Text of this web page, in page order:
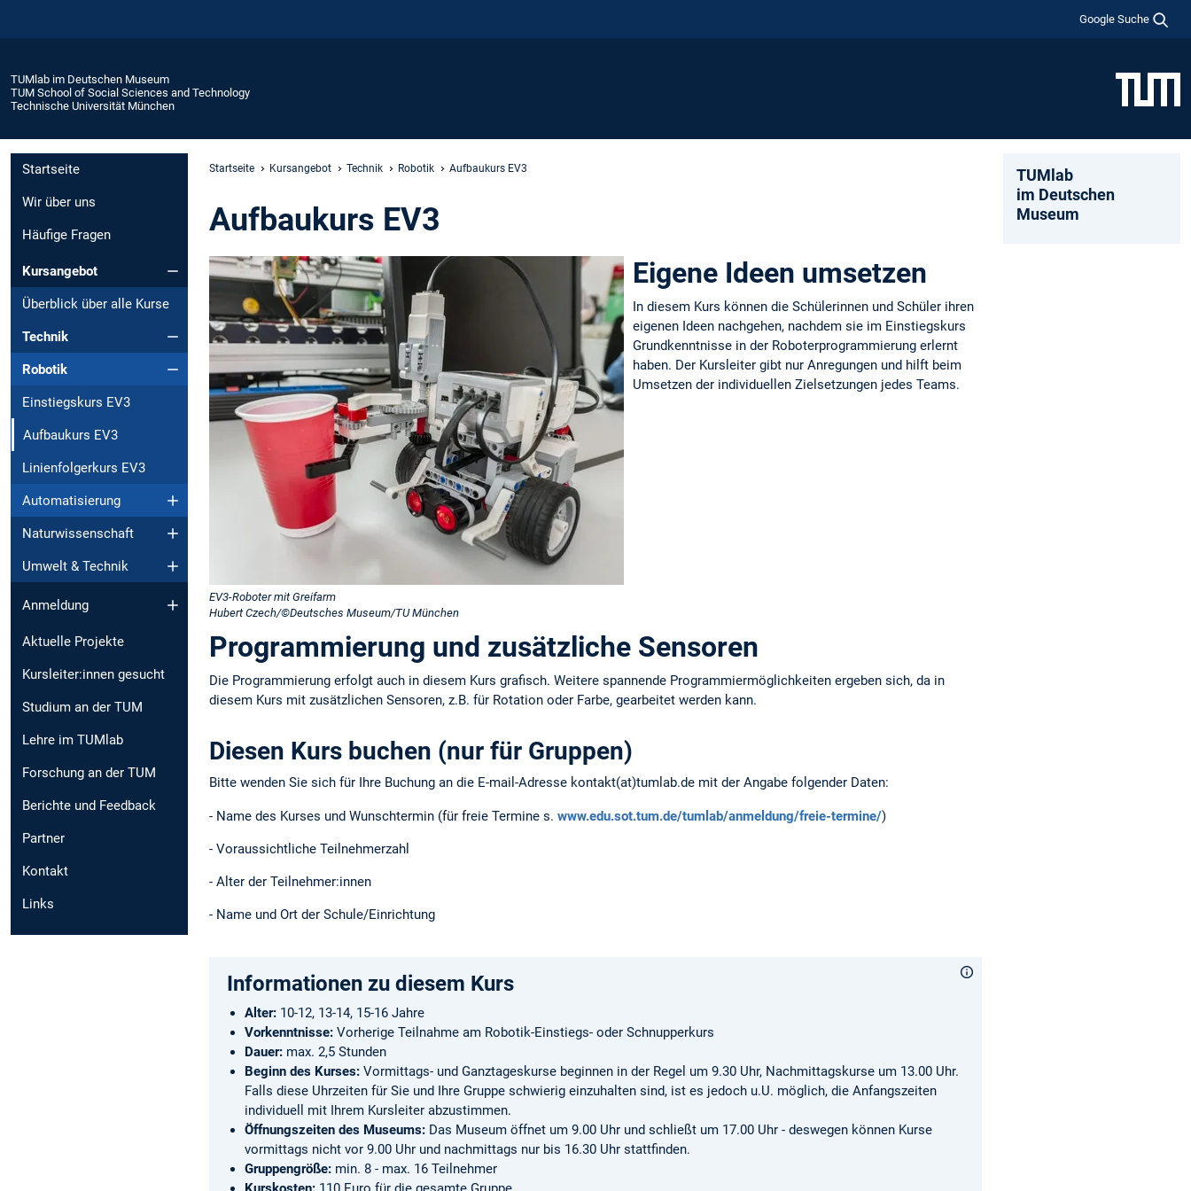
Google Suche
TUMlab im Deutschen Museum
TUM School of Social Sciences and Technology
Technische Universität München
Startseite
Wir über uns
Häufige Fragen
Kursangebot
Überblick über alle Kurse
Technik
Robotik
Einstiegskurs EV3
Aufbaukurs EV3
Linienfolgerkurs EV3
Automatisierung
Naturwissenschaft
Umwelt & Technik
Anmeldung
Aktuelle Projekte
Kursleiter:innen gesucht
Studium an der TUM
Lehre im TUMlab
Forschung an der TUM
Berichte und Feedback
Partner
Kontakt
Links
Startseite Kursangebot Technik Robotik Aufbaukurs EV3
Aufbaukurs EV3
EV3-Roboter mit Greifarm
Hubert Czech/©Deutsches Museum/TU München
Eigene Ideen umsetzen
In diesem Kurs können die Schülerinnen und Schüler ihren
eigenen Ideen nachgehen, nachdem sie im Einstiegskurs
Grundkenntnisse in der Roboterprogrammierung erlernt
haben. Der Kursleiter gibt nur Anregungen und hilft beim
Umsetzen der individuellen Zielsetzungen jedes Teams.
Programmierung und zusätzliche Sensoren
Die Programmierung erfolgt auch in diesem Kurs grafisch. Weitere spannende Programmiermöglichkeiten ergeben sich, da in
diesem Kurs mit zusätzlichen Sensoren, z.B. für Rotation oder Farbe, gearbeitet werden kann.
Diesen Kurs buchen (nur für Gruppen)
Bitte wenden Sie sich für Ihre Buchung an die E-mail-Adresse kontakt(at)tumlab.de mit der Angabe folgender Daten:
- Name des Kurses und Wunschtermin (für freie Termine s. www.edu.sot.tum.de/tumlab/anmeldung/freie-termine/)
- Voraussichtliche Teilnehmerzahl
- Alter der Teilnehmer:innen
- Name und Ort der Schule/Einrichtung
Informationen zu diesem Kurs
Alter: 10-12, 13-14, 15-16 Jahre
Vorkenntnisse: Vorherige Teilnahme am Robotik-Einstiegs- oder Schnupperkurs
Dauer: max. 2,5 Stunden
Beginn des Kurses: Vormittags- und Ganztageskurse beginnen in der Regel um 9.30 Uhr, Nachmittagskurse um 13.00 Uhr.
Falls diese Uhrzeiten für Sie und Ihre Gruppe schwierig einzuhalten sind, ist es jedoch u.U. möglich, die Anfangszeiten
individuell mit Ihrem Kursleiter abzustimmen.
Öffnungszeiten des Museums: Das Museum öffnet um 9.00 Uhr und schließt um 17.00 Uhr - deswegen können Kurse
vormittags nicht vor 9.00 Uhr und nachmittags nur bis 16.30 Uhr stattfinden.
Gruppengröße: min. 8 - max. 16 Teilnehmer
TUMlab
im Deutschen
Museum